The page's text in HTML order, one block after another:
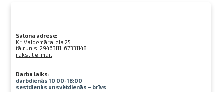
Salona adrese:
Kr. Valdemāra iela 25
tālrunis:29463111, 67331148
rakstīt e-mail
Darba laiks:
darbdienās 10:00-18:00
sestdienās un svētdienās – brīvs